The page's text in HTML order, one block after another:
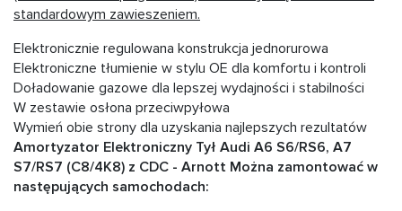
standardowym zawieszeniem.
Elektronicznie regulowana konstrukcja jednorurowa
Elektroniczne tłumienie w stylu OE dla komfortu i kontroli
Doładowanie gazowe dla lepszej wydajności i stabilności
W zestawie osłona przeciwpyłowa
Wymień obie strony dla uzyskania najlepszych rezultatów
Amortyzator Elektroniczny Tył Audi A6 S6/RS6, A7
S7/RS7 (C8/4K8) z CDC - Arnott Można zamontować w
następujących samochodach: